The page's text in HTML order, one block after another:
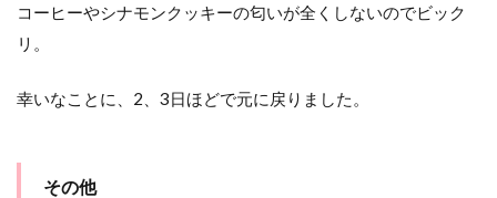
コーヒーやシナモンクッキーの匂いが全くしないのでビック
リ。
幸いなことに、2、3日ほどで元に戻りました。
その他